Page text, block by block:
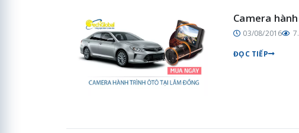
Camera
03/08/2016
ĐỌC TIẾP